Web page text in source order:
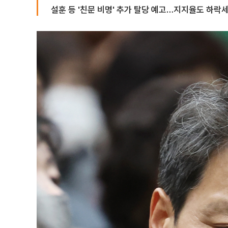
설훈 등 '친문 비명' 추가 탈당 예고…지지율도 하락